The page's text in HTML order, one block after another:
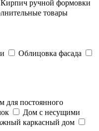
Кирпич ручной формовки
товары
Облицовка фасада
для постоянного
Дом с несущими
каркасный дом